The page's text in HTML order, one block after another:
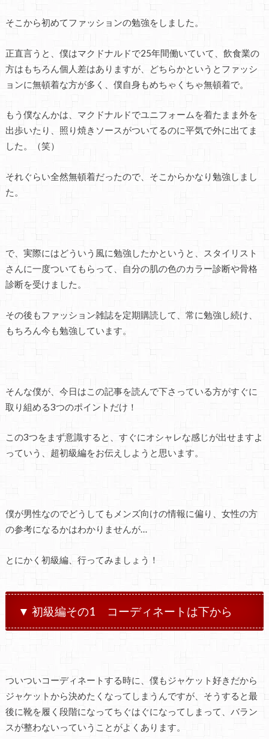
そこから初めてファッションの勉強をしました。
正直言うと、僕はマクドナルドで25年間働いていて、飲食業の
方はもちろん個人差はありますが、どちらかというとファッシ
ョンに無頓着な方が多く、僕自身もめちゃくちゃ無頓着で。
もう僕なんかは、マクドナルドでユニフォームを着たまま外を
出歩いたり、照り焼きソースがついてるのに平気で外に出てま
した。（笑）
それぐらい全然無頓着だったので、そこからかなり勉強しまし
た。
で、実際にはどういう風に勉強したかというと、スタイリスト
さんに一度ついてもらって、自分の肌の色のカラー診断や骨格
診断を受けました。
その後もファッション雑誌を定期購読して、常に勉強し続け、
もちろん今も勉強しています。
そんな僕が、今日はこの記事を読んで下さっている方がすぐに
取り組める3つのポイントだけ！
この3つをまず意識すると、すぐにオシャレな感じが出せますよ
っていう、超初級編をお伝えしようと思います。
僕が男性なのでどうしてもメンズ向けの情報に偏り、女性の方
の参考になるかはわかりませんが…
とにかく初級編、行ってみましょう！
▼ 初級編その1 コーディネートは下から
ついついコーディネートする時に、僕もジャケット好きだから
ジャケットから決めたくなってしまうんですが、そうすると最
後に靴を履く段階になってちぐはぐになってしまって、バラン
スが整わないっていうことがよくあります。